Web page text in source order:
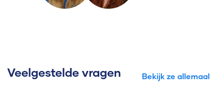
Veelgestelde vragen Bekijk ze allemaal